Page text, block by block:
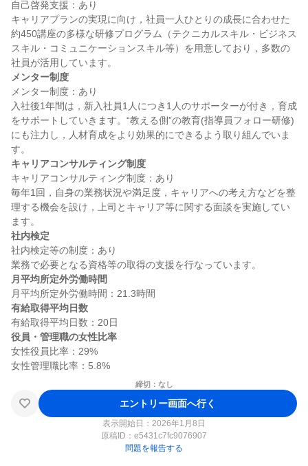
自己啓発支援：あり
キャリアプランの実現に向け，社員一人ひとりの成長に合わせた
約450講座の多様な研修プログラム（テクニカルスキル・ビジネス
スキル・コミュニケーションスキル等）を用意しており，多数の
メンター制度
メンター制度：あり
入社後1年間は，新入社員1人につき1人のサポーターが付き，育成
をサポートしていきます。“教える側”の教育(指導員フォロー研修)
にも注力し，人材育成をより効果的にできるよう取り組んでいま
キャリアコンサルティング制度
キャリアコンサルティング制度：あり
毎年1回，自身の業務状況や満足度，キャリアへの考え方などを整
理する機会を設け，上司とキャリア等に関する面談を実施してい
社内検定
社内検定等の制度：あり
月平均所定外労働時間
有給取得平均日数
役員・管理職の女性比率
女性役員比率：29%
締切：なし
エントリー画面へ行く
表示開始日：2026年1月8日
原稿ID： e5431c7fc9076907
問題を報告する